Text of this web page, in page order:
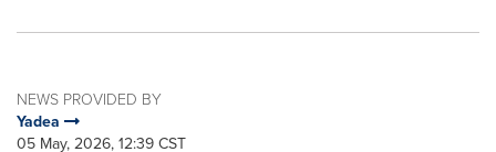
NEWS PROVIDED BY
Yadea
05 May, 2026, 12:39 CST